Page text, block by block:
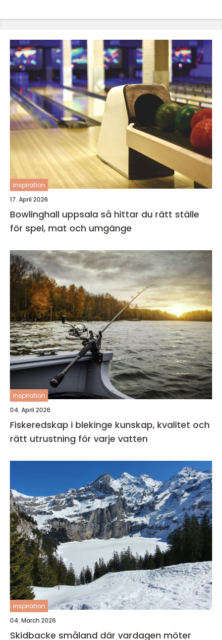
inspiration
17. April 2026
Bowlinghall uppsala så hittar du rätt ställe
för spel, mat och umgänge
inspiration
04. April 2026
Fiskeredskap i blekinge kunskap, kvalitet och
rätt utrustning för varje vatten
inspiration
04. March 2026
Skidbacke småland där vardagen möter